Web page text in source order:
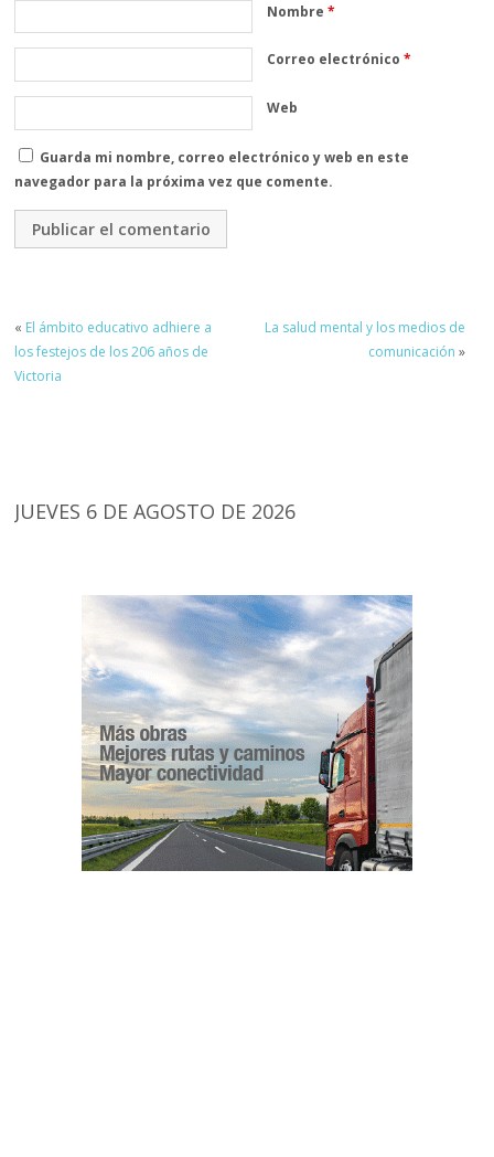
Nombre*
Correo electrónico*
Web
Guarda mi nombre, correo electrónico y web en este
navegador para la próxima vez que comente.
« El ámbito educativo adhiere a
los festejos de los 206 años de
Victoria
La salud mental y los medios de
comunicación »
JUEVES 6 DE AGOSTO DE 2026